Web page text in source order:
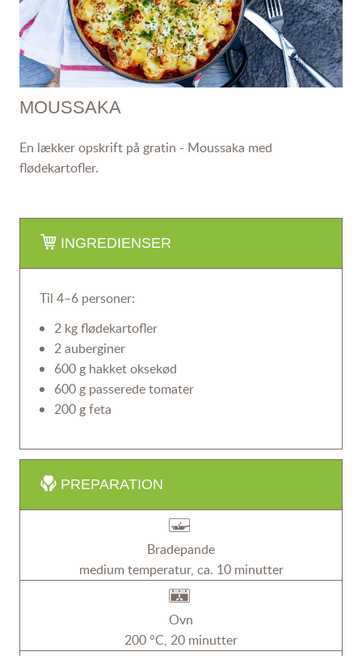
MOUSSAKA
En lækker opskrift på gratin - Moussaka med
flødekartofler.
INGREDIENSER
Til 4–6 personer:
2 kg flødekartofler
2 auberginer
600 g hakket oksekød
600 g passerede tomater
200 g feta
PREPARATION
Bradepande
medium temperatur, ca. 10 minutter
Ovn
200 °C, 20 minutter